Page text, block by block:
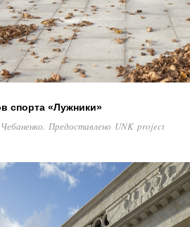
спорта «Лужники»
Предоставлено UNK project